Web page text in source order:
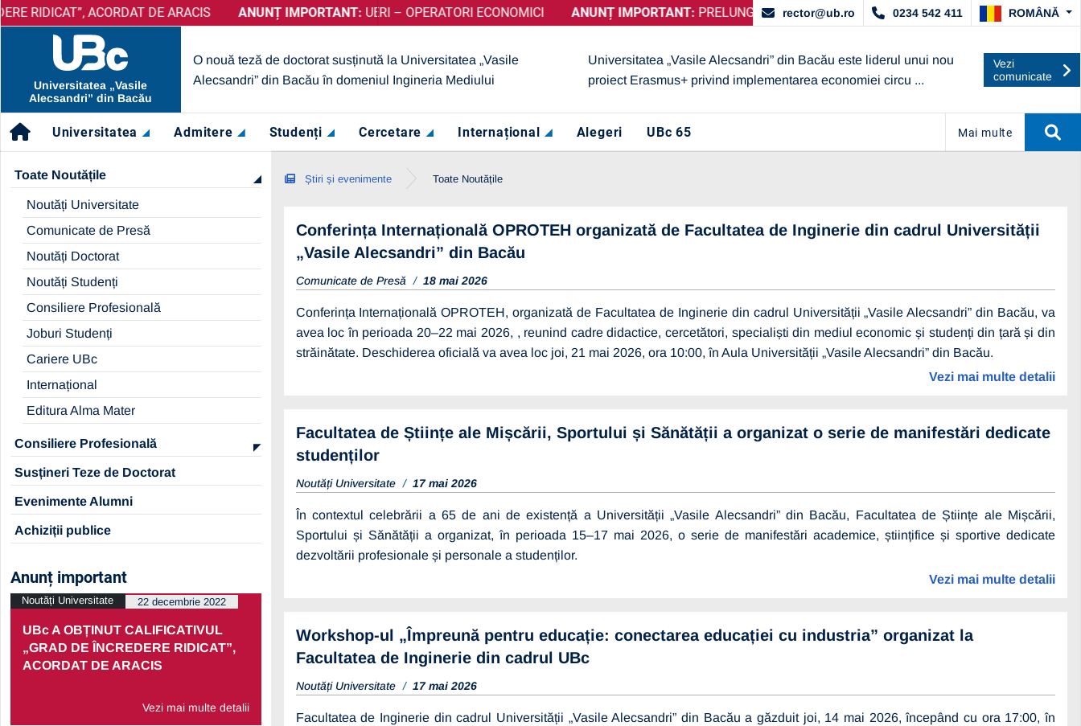
ANUNȚ IMPORTANT:UBc A OBȚINUT
ACORDAT DE ARACIS ANUNȚ IMPORTANT:UBc A OBȚINUT CALIFICATIVUL „GRAD DE ÎNCREDERE RIDICAT”, ACORDAT DE ARACIS ANUNȚ
ANUNȚ IMPORTANT:PRELUNGIRE SELECȚIE PARTENERI – OPERATORI ECONOMICI ANUNȚ IMPORTANT:PRELUNGIRE SELECȚIE PARTENERI – OPERATORI ECONOMICI
rector@ub.ro 0234 542 411 ROMÂNĂ
Universitatea „Vasile
Alecsandri” din Bacău
O nouă teză de doctorat susținută la Universitatea „Vasile
Alecsandri” din Bacău în domeniul Ingineria Mediului
Universitatea „Vasile Alecsandri” din Bacău este liderul unui nou
proiect Erasmus+ privind implementarea economiei circu ...
Vezi
comunicate
Universitatea Admitere Studenți Cercetare Internațional Alegeri UBc 65 Mai multe
Toate Noutățile
Noutăți Universitate
Comunicate de Presă
Noutăți Doctorat
Noutăți Studenți
Consiliere Profesională
Joburi Studenți
Cariere UBc
Internațional
Editura Alma Mater
Consiliere Profesională
Susțineri Teze de Doctorat
Evenimente Alumni
Achiziții publice
Anunț important
UBc A OBȚINUT CALIFICATIVUL
„GRAD DE ÎNCREDERE RIDICAT”,
ACORDAT DE ARACIS
Vezi mai multe detalii
Noutăți Universitate 22 decembrie 2022
PRELUNGIRE SELECȚIE
PARTENERI – OPERATORI
ECONOMICI
Știri și evenimente Toate Noutățile
Conferința Internațională OPROTEH organizată de Facultatea de Inginerie din cadrul Universității
„Vasile Alecsandri” din Bacău
Comunicate de Presă 18 mai 2026
Conferința Internațională OPROTEH, organizată de Facultatea de Inginerie din cadrul Universității „Vasile Alecsandri” din Bacău, va
avea loc în perioada 20–22 mai 2026, , reunind cadre didactice, cercetători, specialiști din mediul economic și studenți din țară și din
străinătate. Deschiderea oficială va avea loc joi, 21 mai 2026, ora 10:00, în Aula Universității „Vasile Alecsandri” din Bacău.
Vezi mai multe detalii
Facultatea de Științe ale Mișcării, Sportului și Sănătății a organizat o serie de manifestări dedicate
studenților
Noutăți Universitate 17 mai 2026
În contextul celebrării a 65 de ani de existență a Universității „Vasile Alecsandri” din Bacău, Facultatea de Științe ale Mișcării,
Sportului și Sănătății a organizat, în perioada 15–17 mai 2026, o serie de manifestări academice, științifice și sportive dedicate
dezvoltării profesionale și personale a studenților.
Vezi mai multe detalii
Workshop-ul „Împreună pentru educație: conectarea educației cu industria” organizat la
Facultatea de Inginerie din cadrul UBc
Noutăți Universitate 17 mai 2026
Facultatea de Inginerie din cadrul Universității „Vasile Alecsandri” din Bacău a găzduit joi, 14 mai 2026, începând cu ora 17:00, în